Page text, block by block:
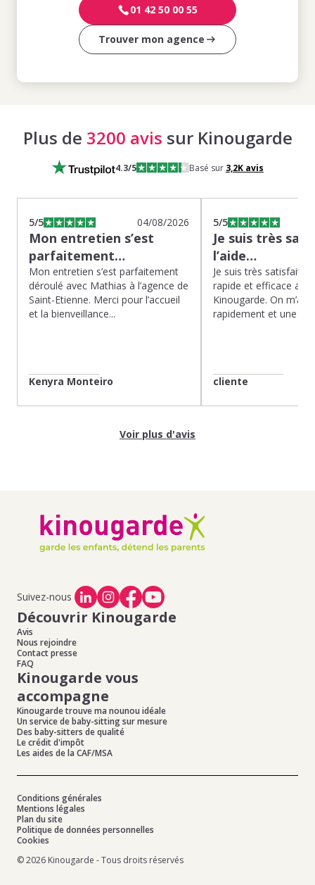
01 42 50 00 55
Trouver mon agence
Plus de 3200 avis sur Kinougarde
4.3/5 Basé sur 3,2Kavis
5/5 04/08/2026
Mon entretien s’est
parfaitement…
Mon entretien s’est parfaitement
déroulé avec Mathias à l’agence de
Saint-Etienne. Merci pour l’accueil
et la bienveillance...
Kenyra Monteiro
5/5
Je suis très
l’aide…
Je suis très satisfaite
rapide et efficace
Kinougarde. On m’a
rapidement et une
cliente
Voir plus d'avis
Suivez-nous
Découvrir Kinougarde
Avis
Nous rejoindre
Contact presse
FAQ
Kinougarde vous
accompagne
Kinougarde trouve ma nounou idéale
Un service de baby-sitting sur mesure
Des baby-sitters de qualité
Le crédit d'impôt
Les aides de la CAF/MSA
Conditions générales
Mentions légales
Plan du site
Politique de données personnelles
Cookies
© 2026 Kinougarde - Tous droits réservés